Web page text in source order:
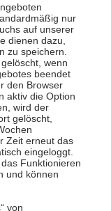
nur
auf unserer
dienen dazu,
zu speichern.
wenn
beendet
den Browser
aktiv die Option
wird der
gelöscht,
Zeit erneut das
eingeloggt.
Funktionieren
und können
von